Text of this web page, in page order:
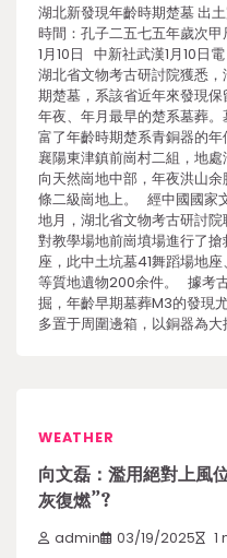
湖北新發現年齡時期楚墓 出
時間：孔子二五七五年歲
1月10日 中新社武漢1月10日
湖北省文物考古研討院獲悉
期楚墓，系該省近年來發現
年夜、年月最早的楚系墓葬
富了年齡時期楚系青銅器的
襄陽東津鎮前崗村二組，地
向天然崗地中部，年夜洪山
條二級崗地上。 經中國國家
地月，湖北省文物考古研討
對教學場地前崗墳場進行了
座，此中土坑墓41舞蹈場地
等質地遺物200余件。 據考
掘，年齡早期墓葬M3的發現
多置于周圍邊箱，以銅器為
WEATHER
向文磊：濫用絕對上風
灰復燃”?
admin 03/19/2025 1